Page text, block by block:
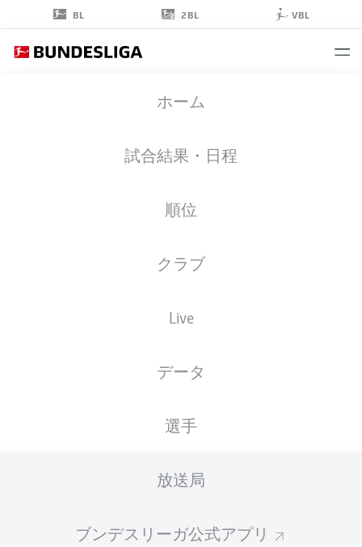
BL 2BL VBL
ホーム
試合結果・日程
順位
クラブ
Live
データ
選手
放送局
ブンデスリーガ公式アプリ
09.02.2006
2026/2027